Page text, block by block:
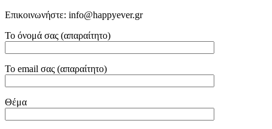
Επικοινωνήστε: info@happyever.gr
Το όνομά σας (απαραίτητο)
Το email σας (απαραίτητο)
Θέμα